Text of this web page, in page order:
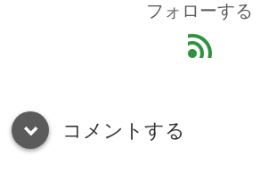
フォローする
feed
down コメントする